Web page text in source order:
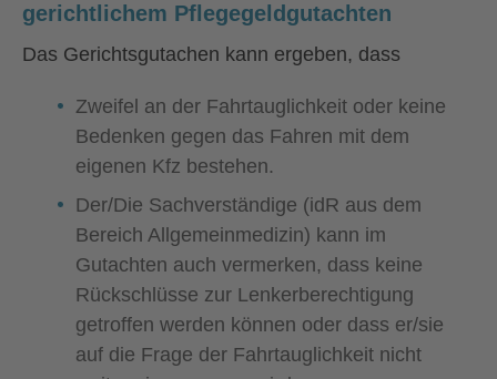
gerichtlichem Pflegegeldgutachten
Das Gerichtsgutachen kann ergeben, dass
Zweifel an der Fahrtauglichkeit oder keine
Bedenken gegen das Fahren mit dem
eigenen Kfz bestehen.
Der/Die Sachverständige (idR aus dem
Bereich Allgemeinmedizin) kann im
Gutachten auch vermerken, dass keine
Rückschlüsse zur Lenkerberechtigung
getroffen werden können oder dass er/sie
auf die Frage der Fahrtauglichkeit nicht